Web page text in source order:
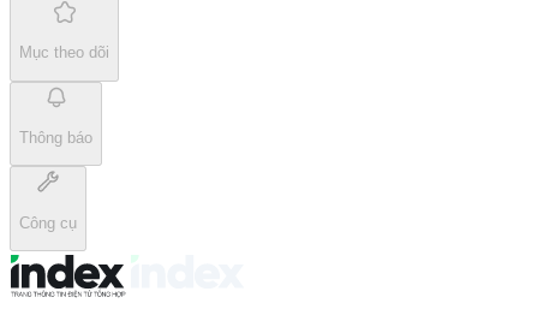
Mục theo dõi
Thông báo
Công cụ